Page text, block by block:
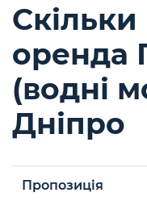
оренда
(водні
Дніпро
Пропозиція